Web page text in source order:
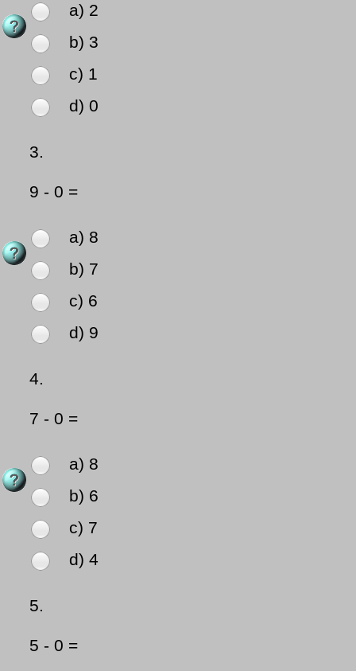
a) 2
b) 3
c) 1
d) 0
3.
9 - 0 =
a) 8
b) 7
c) 6
d) 9
4.
7 - 0 =
a) 8
b) 6
c) 7
d) 4
5.
5 - 0 =